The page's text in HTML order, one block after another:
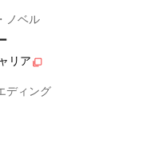
ノベル
リア
ディング